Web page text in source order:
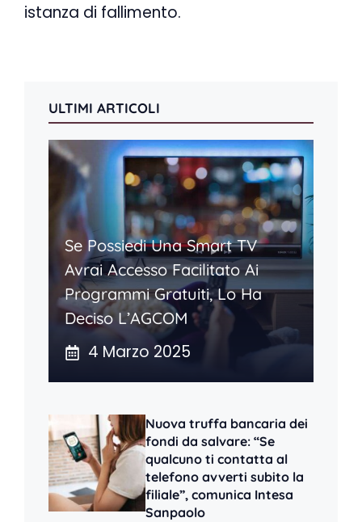
istanza di fallimento.
ULTIMI ARTICOLI
Se Possiedi Una Smart TV
Avrai Accesso Facilitato Ai
Programmi Gratuiti, Lo Ha
Deciso L’AGCOM
4 Marzo 2025
Nuova truffa bancaria dei
fondi da salvare: “Se
qualcuno ti contatta al
telefono avverti subito la
filiale”, comunica Intesa
Sanpaolo